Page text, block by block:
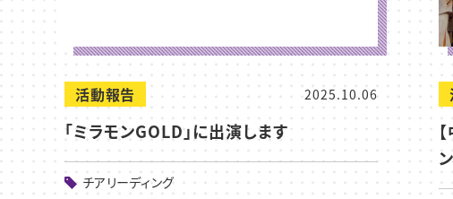
活動報告 2025.10.06
「ミラモンGOLD」に出演します
チアリーディング